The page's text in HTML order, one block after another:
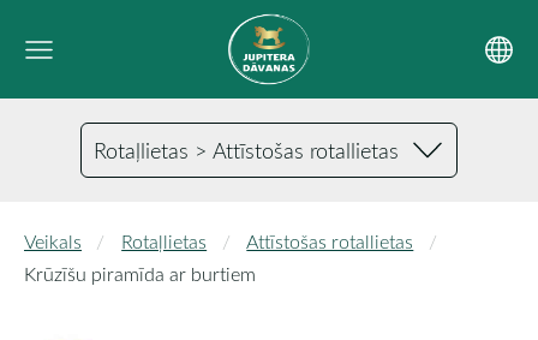
Rotaļlietas > Attīstošas rotallietas
Veikals Rotaļlietas
Attīstošas rotallietas
Krūzīšu piramīda ar burtiem